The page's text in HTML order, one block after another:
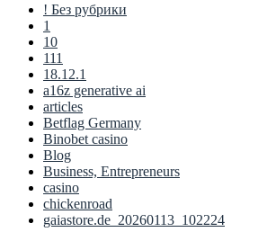
! Без рубрики
1
10
111
18.12.1
a16z generative ai
articles
Betflag Germany
Binobet casino
Blog
Business, Entrepreneurs
casino
chickenroad
gaiastore.de_20260113_102224